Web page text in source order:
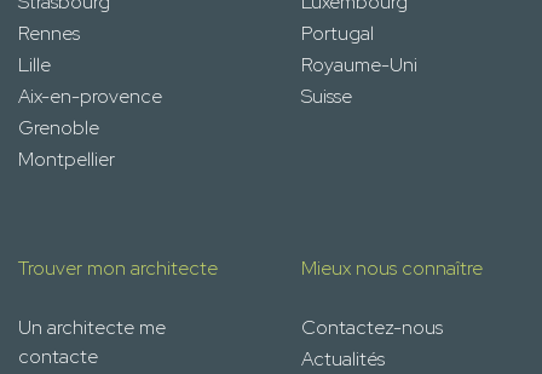
Rennes
Lille
Aix-en-provence
Grenoble
Montpellier
Portugal
Royaume-Uni
Suisse
Trouver mon architecte
Un architecte me
contacte
Mieux nous connaître
Contactez-nous
Actualités